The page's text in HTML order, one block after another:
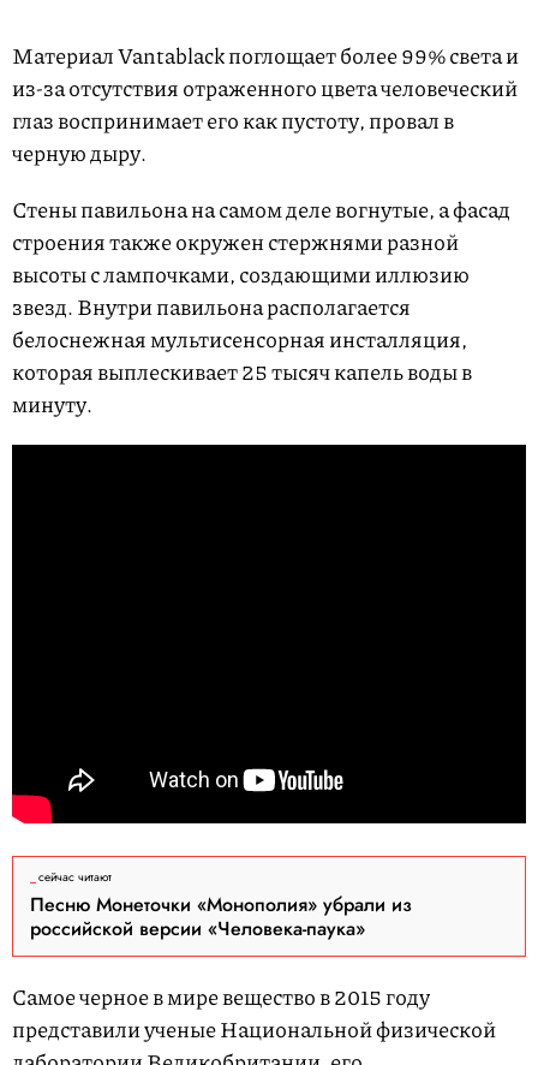
Материал Vantablack поглощает более 99% света и
из-за отсутствия отраженного цвета человеческий
глаз воспринимает его как пустоту, провал в
черную дыру.
Стены павильона на самом деле вогнутые, а фасад
строения также окружен стержнями разной
высоты с лампочками, создающими иллюзию
звезд. Внутри павильона располагается
белоснежная мультисенсорная инсталляция,
которая выплескивает 25 тысяч капель воды в
минуту.
сейчас читают
Песню Монеточки «Монополия» убрали из
российской версии «Человека-паука»
Cамое черное в мире вещество в 2015 году
представили ученые Национальной физической